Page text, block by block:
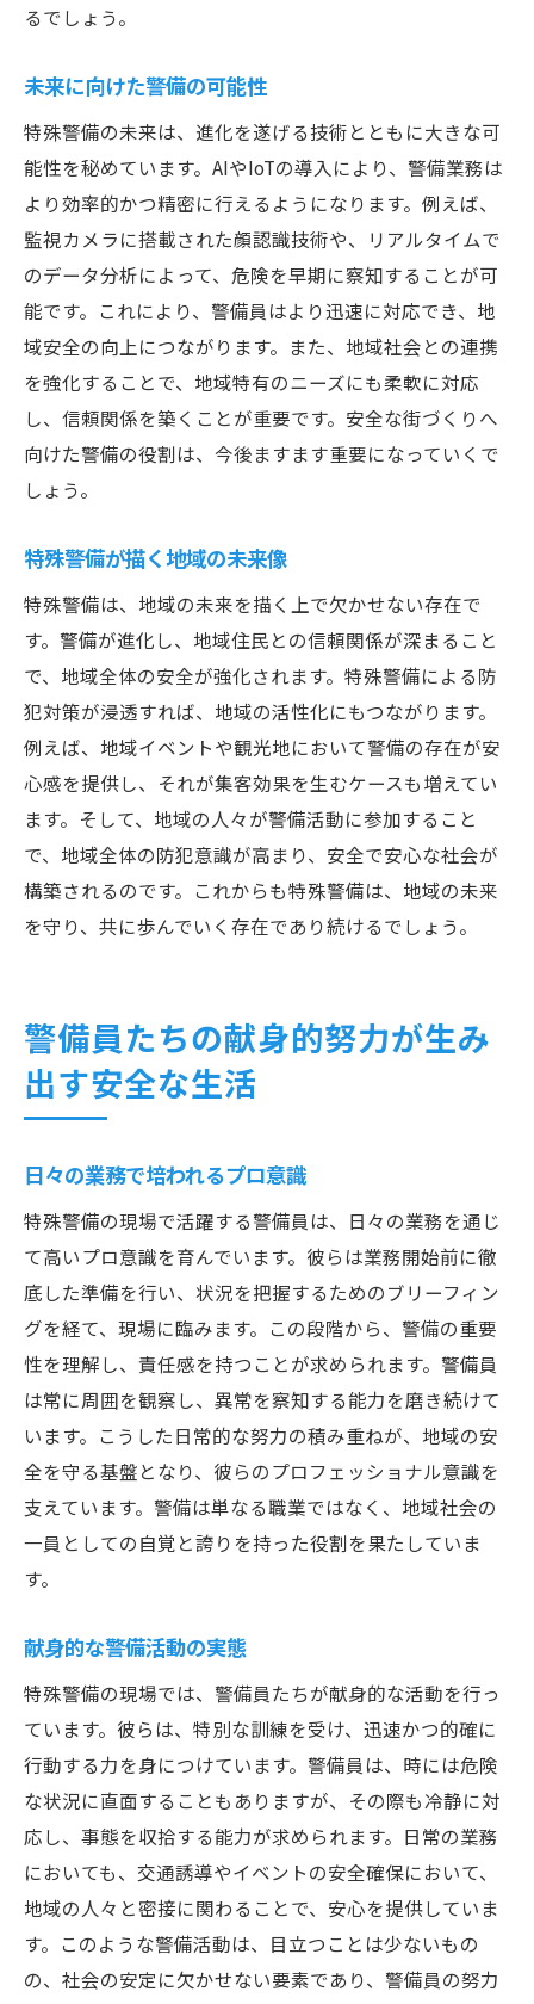
るでしょう。
未来に向けた警備の可能性
特殊警備の未来は、進化を遂げる技術とともに大きな可
能性を秘めています。AIやIoTの導入により、警備業務は
より効率的かつ精密に行えるようになります。例えば、
監視カメラに搭載された顔認識技術や、リアルタイムで
のデータ分析によって、危険を早期に察知することが可
能です。これにより、警備員はより迅速に対応でき、地
域安全の向上につながります。また、地域社会との連携
を強化することで、地域特有のニーズにも柔軟に対応
し、信頼関係を築くことが重要です。安全な街づくりへ
向けた警備の役割は、今後ますます重要になっていくで
しょう。
特殊警備が描く地域の未来像
特殊警備は、地域の未来を描く上で欠かせない存在で
す。警備が進化し、地域住民との信頼関係が深まること
で、地域全体の安全が強化されます。特殊警備による防
犯対策が浸透すれば、地域の活性化にもつながります。
例えば、地域イベントや観光地において警備の存在が安
心感を提供し、それが集客効果を生むケースも増えてい
ます。そして、地域の人々が警備活動に参加すること
で、地域全体の防犯意識が高まり、安全で安心な社会が
構築されるのです。これからも特殊警備は、地域の未来
を守り、共に歩んでいく存在であり続けるでしょう。
警備員たちの献身的努力が生み
出す安全な生活
日々の業務で培われるプロ意識
特殊警備の現場で活躍する警備員は、日々の業務を通じ
て高いプロ意識を育んでいます。彼らは業務開始前に徹
底した準備を行い、状況を把握するためのブリーフィン
グを経て、現場に臨みます。この段階から、警備の重要
性を理解し、責任感を持つことが求められます。警備員
は常に周囲を観察し、異常を察知する能力を磨き続けて
います。こうした日常的な努力の積み重ねが、地域の安
全を守る基盤となり、彼らのプロフェッショナル意識を
支えています。警備は単なる職業ではなく、地域社会の
一員としての自覚と誇りを持った役割を果たしていま
す。
献身的な警備活動の実態
特殊警備の現場では、警備員たちが献身的な活動を行っ
ています。彼らは、特別な訓練を受け、迅速かつ的確に
行動する力を身につけています。警備員は、時には危険
な状況に直面することもありますが、その際も冷静に対
応し、事態を収拾する能力が求められます。日常の業務
においても、交通誘導やイベントの安全確保において、
地域の人々と密接に関わることで、安心を提供していま
す。このような警備活動は、目立つことは少ないもの
の、社会の安定に欠かせない要素であり、警備員の努力